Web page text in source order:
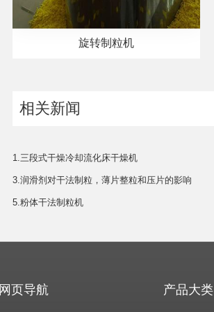
旋转制粒机
相关新闻
1.三段式干燥冷却流化床干燥机
3.润滑剂对干法制粒，薄片整粒和压片的影响
5.粉体干法制粒机
网页导航 产品大类